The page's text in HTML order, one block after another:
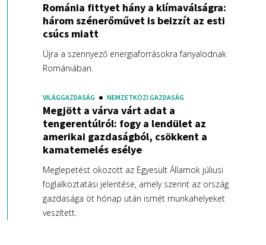
Románia fittyet hány a klímaválságra:
három szénerőművet is beizzít az esti
csúcs miatt
Újra a szennyező energiaforrásokra fanyalodnak
Romániában.
VILÁGGAZDASÁG NEMZETKÖZI GAZDASÁG
Megjött a várva várt adat a
tengerentúlról: fogy a lendület az
amerikai gazdaságból, csökkent a
kamatemelés esélye
Meglepetést okozott az Egyesült Államok júliusi
foglalkoztatási jelentése, amely szerint az ország
gazdasága öt hónap után ismét munkahelyeket
veszített.